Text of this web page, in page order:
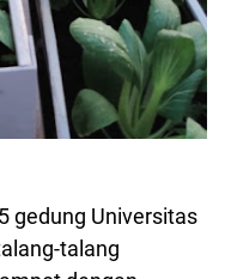
gedung Universitas
talang